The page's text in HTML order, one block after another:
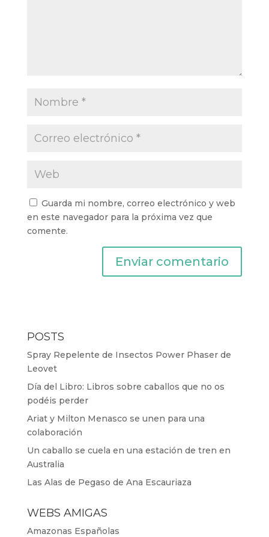
Guarda mi nombre, correo electrónico y web
en este navegador para la próxima vez que
comente.
POSTS
Spray Repelente de Insectos Power Phaser de
Leovet
Día del Libro: Libros sobre caballos que no os
podéis perder
Ariat y Milton Menasco se unen para una
colaboración
Un caballo se cuela en una estación de tren en
Australia
Las Alas de Pegaso de Ana Escauriaza
WEBS AMIGAS
Amazonas Españolas